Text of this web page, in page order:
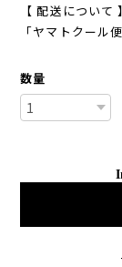
【 配送について 】
「ヤマトクール
数量